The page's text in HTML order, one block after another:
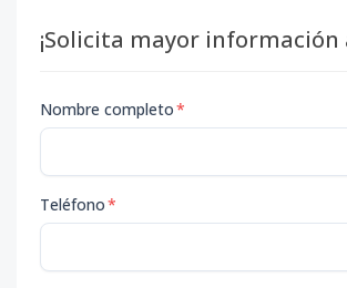
¡Solicita mayor información
Nombre completo*
Teléfono*